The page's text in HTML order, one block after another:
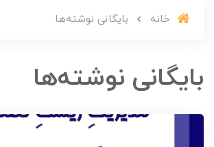
خانه بایگانی نوشته‌ها
بایگانی نوشته‌ها